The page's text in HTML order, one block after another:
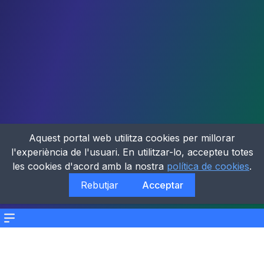
Menu
Aquest portal web utilitza cookies per millorar
l'experiència de l'usuari. En utilitzar-lo, accepteu totes
les cookies d'acord amb la nostra política de cookies.
Rebutjar
Acceptar